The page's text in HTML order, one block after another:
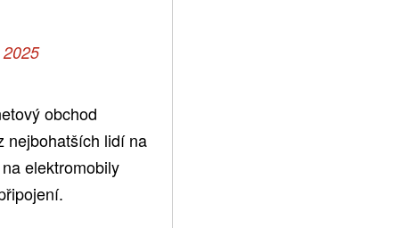
obchod
nejbohatších lidí na
elektromobily